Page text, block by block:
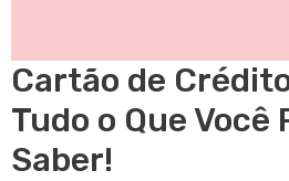
Cartão de
Tudo o Que Você
Saber!